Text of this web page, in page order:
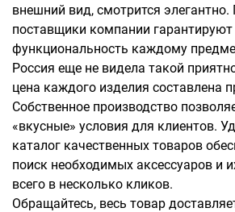
внешний вид, смотрится
поставщики компании гарантируют
функциональность каждому
Россия еще не видела такой
цена каждого изделия составлена
Собственное производство
«вкусные» условия для клиентов.
каталог качественных товаров
поиск необходимых аксессуаров и
всего в несколько кликов.
Обращайтесь, весь товар